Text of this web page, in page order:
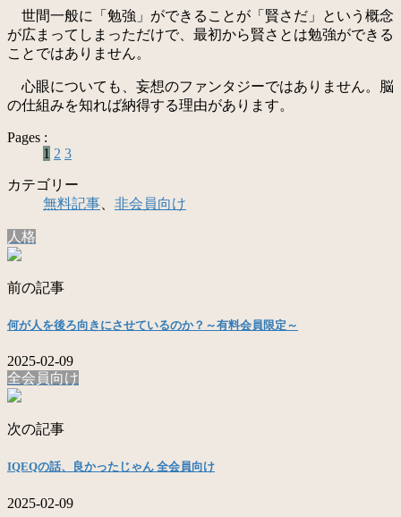
世間一般に「勉強」ができることが「賢さだ」という概念
が広まってしまっただけで、最初から賢さとは勉強ができる
ことではありません。
心眼についても、妄想のファンタジーではありません。脳
の仕組みを知れば納得する理由があります。
Pages :
1 2 3
カテゴリー
無料記事
非会員向け
人格
前の記事
何が人を後ろ向きにさせているのか？～有料会員限定～
2025-02-09
全会員向け
次の記事
IQEQの話、良かったじゃん 全会員向け
2025-02-09